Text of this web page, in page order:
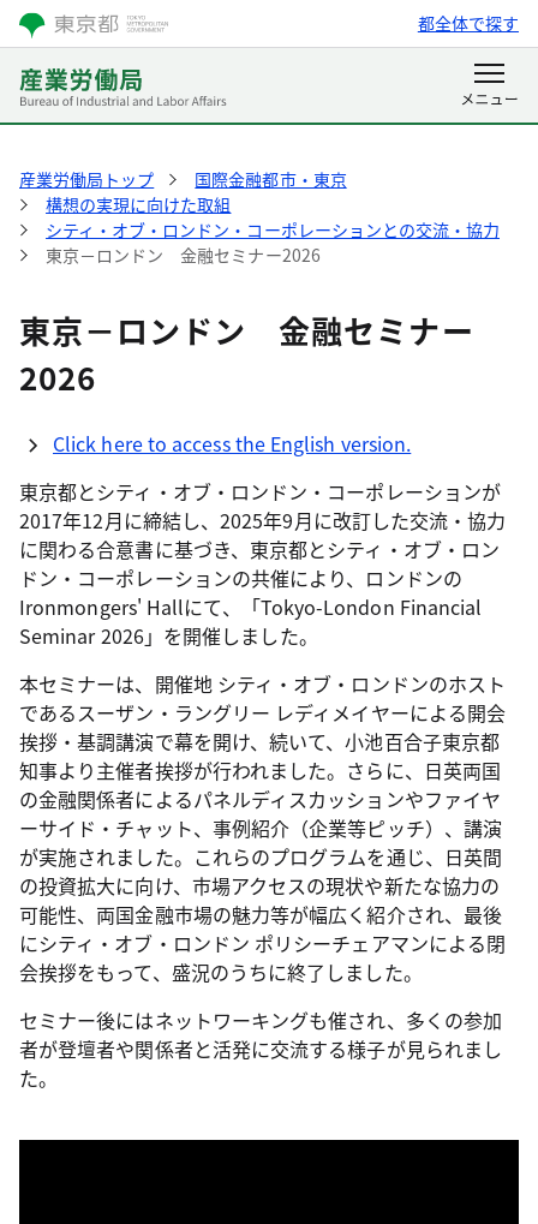
都全体で探す
産業労働局トップ
国際金融都市・東京
構想の実現に向けた取組
シティ・オブ・ロンドン・コーポレーションとの交流・協力
東京－ロンドン 金融セミナー2026
東京－ロンドン 金融セミナー
2026
Click here to access the English version.
東京都とシティ・オブ・ロンドン・コーポレーションが
2017年12月に締結し、2025年9月に改訂した交流・協力
に関わる合意書に基づき、東京都とシティ・オブ・ロン
ドン・コーポレーションの共催により、ロンドンの
Ironmongers' Hallにて、「Tokyo-London Financial
Seminar 2026」を開催しました。
本セミナーは、開催地 シティ・オブ・ロンドンのホスト
であるスーザン・ラングリー レディメイヤーによる開会
挨拶・基調講演で幕を開け、続いて、小池百合子東京都
知事より主催者挨拶が行われました。さらに、日英両国
の金融関係者によるパネルディスカッションやファイヤ
ーサイド・チャット、事例紹介（企業等ピッチ）、講演
が実施されました。これらのプログラムを通じ、日英間
の投資拡大に向け、市場アクセスの現状や新たな協力の
可能性、両国金融市場の魅力等が幅広く紹介され、最後
にシティ・オブ・ロンドン ポリシーチェアマンによる閉
会挨拶をもって、盛況のうちに終了しました。
セミナー後にはネットワーキングも催され、多くの参加
者が登壇者や関係者と活発に交流する様子が見られまし
た。